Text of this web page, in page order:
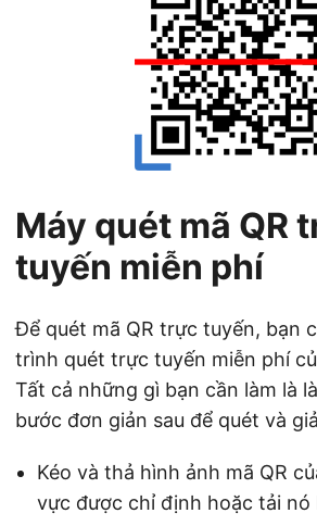
Máy quét mã QR
tuyến miễn phí
Để quét mã QR trực tuyến, bạn
trình quét trực tuyến miễn phí
Tất cả những gì bạn cần làm là
bước đơn giản sau để quét và
Kéo và thả hình ảnh mã QR
vực được chỉ định hoặc tải nó